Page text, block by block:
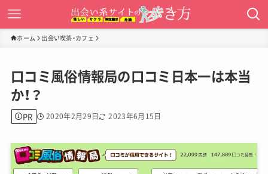
ホーム 出会い喫茶・カフェ
口コミ風俗情報局の口コミ日本一は本当
か！？
PR 2020年2月29日 2023年6月15日